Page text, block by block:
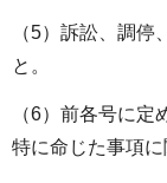
（5）訴訟、調
と。
（6）前各号に
特に命じた事項に